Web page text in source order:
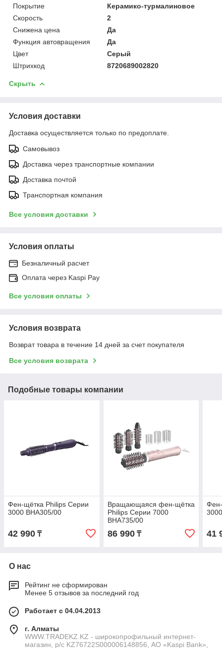
Покрытие
Керамико-турмалиновое
Скорость
2
Снижена цена
Да
Функция автовращения
Да
Цвет
Серый
Штрихкод
8720689002820
Скрыть
Условия доставки
Доставка осуществляется только по предоплате.
Самовывоз
Доставка через транспортные компании
Доставка почтой
Транспортная компания
Все условия доставки
Условия оплаты
Безналичный расчет
Оплата через Kaspi Pay
Все условия оплаты
Условия возврата
Возврат товара в течение 14 дней за счет покупателя
Все условия возврата
Подобные товары компании
Фен-щётка Philips Серии
3000 BHA305/00
42 990 ₸
Вращающаяся фен-щётка
Philips Серии 7000
BHA735/00
86 990₸ 41
О нас
Рейтинг не сформирован
Менее 5 отзывов за последний год
Работает с 04.04.2013
г. Алматы
WWW.TRADEKZ.KZ - широкопрофильный интернет-
магазин, р/с KZ76722S000006148856, АО «Kaspi Bank»,